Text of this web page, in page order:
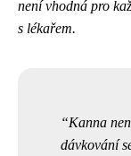
není vhodná pro
s lékařem.
Kanna
dávkování